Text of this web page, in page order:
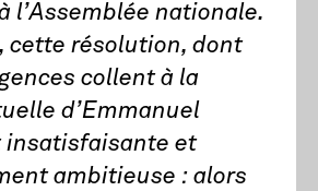
l’Assemblée nationale.
cette résolution, dont
collent à la
d’Emmanuel
insatisfaisante et
ambitieuse : alors